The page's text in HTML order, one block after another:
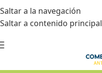
Saltar a la navegación
Saltar a contenido principal